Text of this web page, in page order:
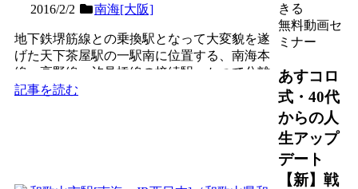
2016/2/2 南海[大阪]
地下鉄堺筋線との乗換駅となって大変貌を遂
げた天下茶屋駅の一駅南に位置する、南海本
線・高野線・汐見橋線の接続駅。かつて分離
して存在していた岸ノ...
記事を読む
きる
無料動画セ
ミナー
あすコロ
式・40代
からの人
生アップ
デート
【新】戦